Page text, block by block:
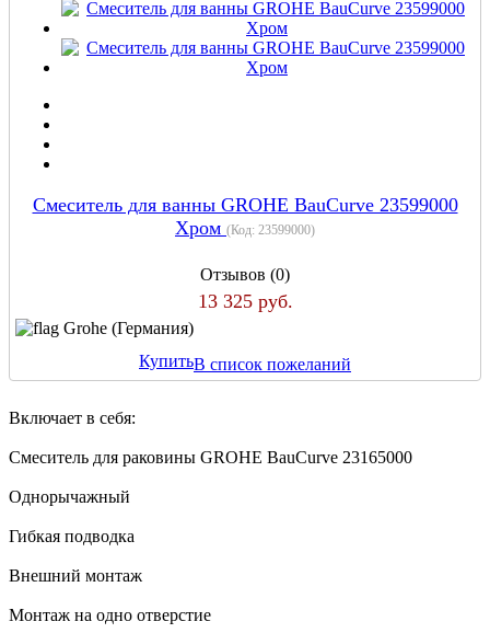
Смеситель для ванны GROHE BauCurve 23599000
Хром (Код: 23599000)
Отзывов (0)
13 325 руб.
Grohe (Германия)
КупитьВ список пожеланий
Включает в себя:
Смеситель для раковины GROHE BauCurve 23165000
Однорычажный
Гибкая подводка
Внешний монтаж
Монтаж на одно отверстие